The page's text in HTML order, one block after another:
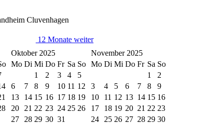
Cluvenhagen
12 Monate weiter
Oktober 2025
Mo Di Mi Do Fr Sa So
1
2 3 4
5
6
7 8 9 10 11 12
13
14 15 16 17 18 19
20
21 22 23 24 25 26
27
28 29 30 31
November 2025
Mo Di Mi Do Fr Sa So
1
2
3
4 5 6 7 8
9
10
11 12 13 14 15 16
17
18 19 20 21 22 23
24
25 26 27 28 29 30